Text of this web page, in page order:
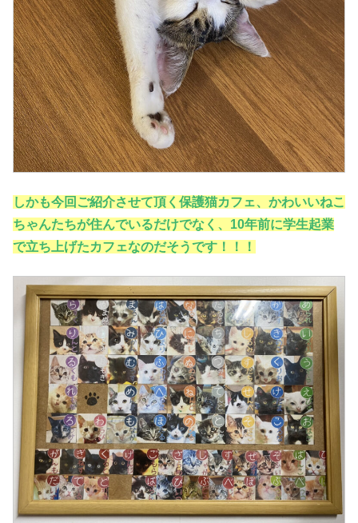
しかも今回ご紹介させて頂く保護猫カフェ、かわいいねこ
ちゃんたちが住んでいるだけでなく、10年前に学生起業
で立ち上げたカフェなのだそうです！！！